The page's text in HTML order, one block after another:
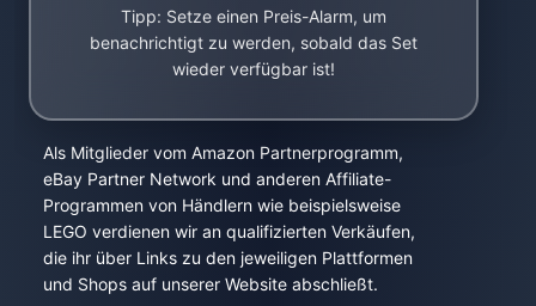
Tipp: Setze einen Preis-Alarm, um
benachrichtigt zu werden, sobald das Set
wieder verfügbar ist!
Als Mitglieder vom Amazon Partnerprogramm,
eBay Partner Network und anderen Affiliate-
Programmen von Händlern wie beispielsweise
LEGO verdienen wir an qualifizierten Verkäufen,
die ihr über Links zu den jeweiligen Plattformen
und Shops auf unserer Website abschließt.